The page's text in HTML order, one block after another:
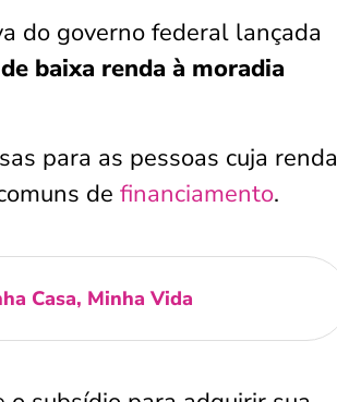
do governo federal lançada
baixa renda à moradia
para as pessoas cuja renda
de financiamento.
Casa, Minha Vida